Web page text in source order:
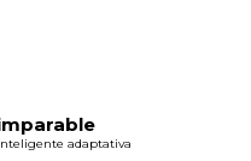
adaptativa